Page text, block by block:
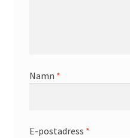
Namn *
E-postadress *